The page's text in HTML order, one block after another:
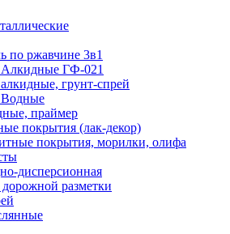
по ржавчине 3в1
Алкидные ГФ-021
грунт-спрей
Водные
праймер
покрытия (лак-декор)
покрытия, морилки, олифа
дисперсионная
разметки